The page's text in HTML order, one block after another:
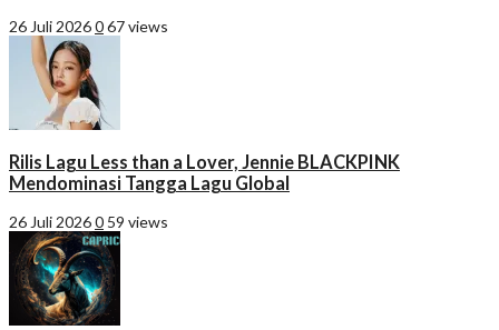
26 Juli 2026067 views
Rilis Lagu Less than a Lover, Jennie BLACKPINK
Mendominasi Tangga Lagu Global
26 Juli 20260 59 views